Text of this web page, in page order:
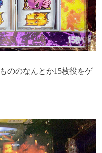
ののなんとか15枚役をゲ